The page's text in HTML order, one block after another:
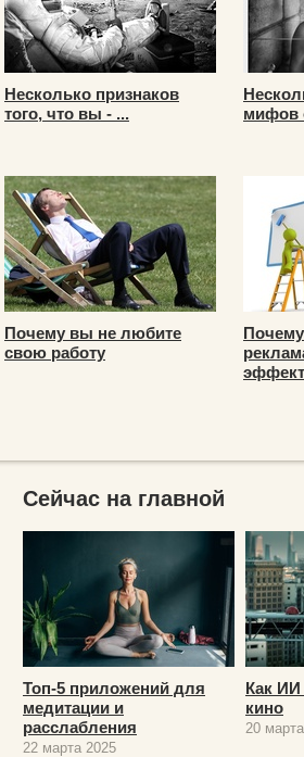
Несколько признаков
того, что вы - ...
мифов
Почему вы не любите
свою работу
Сейчас на главной
Топ-5 приложений для
медитации и
расслабления
22 марта 2025
Как ИИ
кино
20